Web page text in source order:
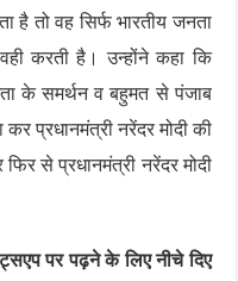
तो वह सिर्फ भारतीय जनता
करती है। उन्होंने कहा कि
के समर्थन व बहुमत से पंजाब
प्रधानमंत्री नरेंदर मोदी की
से प्रधानमंत्री नरेंदर मोदी
पर पढ़ने के लिए नीचे दिए